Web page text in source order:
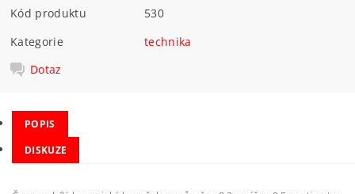
Kód produktu
530
Kategorie
technika
Dotaz
POPIS
DISKUZE